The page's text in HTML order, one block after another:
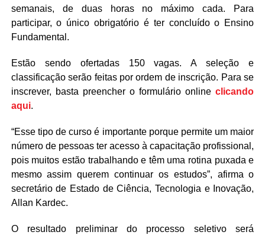
semanais, de duas horas no máximo cada. Para
participar, o único obrigatório é ter concluído o Ensino
Fundamental.
Estão sendo ofertadas 150 vagas. A seleção e
classificação serão feitas por ordem de inscrição. Para se
inscrever, basta preencher o formulário onlineclicando
aqui.
“Esse tipo de curso é importante porque permite um maior
número de pessoas ter acesso à capacitação profissional,
pois muitos estão trabalhando e têm uma rotina puxada e
mesmo assim querem continuar os estudos”, afirma o
secretário de Estado de Ciência, Tecnologia e Inovação,
Allan Kardec.
O resultado preliminar do processo seletivo será